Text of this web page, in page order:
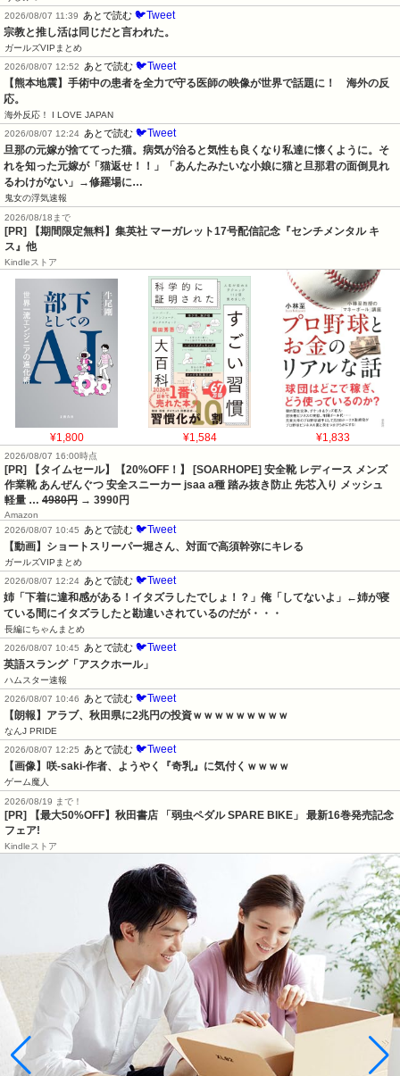
2026/08/07 11:39
あとで読む 🐦Tweet
宗教と推し活は同じだと言われた。
ガールズVIPまとめ
2026/08/07 12:52
あとで読む 🐦Tweet
【熊本地震】手術中の患者を全力で守る医師の映像が世界で話題に！　海外の反
応。
海外反応！ I LOVE JAPAN
2026/08/07 12:24 あとで読む 🐦Tweet
旦那の元嫁が捨ててった猫。病気が治ると気性も良くなり私達に懐くように。そ
れを知った元嫁が「猫返せ！！」「あんたみたいな小娘に猫と旦那君の面倒見れ
るわけがない」→修羅場に…
鬼女の浮気速報
2026/08/18まで
[PR] 【期間限定無料】集英社 マーガレット17号配信記念『センチメンタル キ
ス』他
Kindleストア
¥1,800 ¥1,584 ¥1,833
2026/08/07 16:00時点
[PR] 【タイムセール】【20%OFF！】 [SOARHOPE] 安全靴 レディース メンズ
作業靴 あんぜんぐつ 安全スニーカー jsaa a種 踏み抜き防止 先芯入り メッシュ
軽量 … 4980円 → 3990円
Amazon
2026/08/07 10:45
あとで読む 🐦Tweet
【動画】ショートスリーパー堀さん、対面で高須幹弥にキレる
ガールズVIPまとめ
2026/08/07 12:24 あとで読む 🐦Tweet
姉「下着に違和感がある！イタズラしたでしょ！？」俺「してないよ」←姉が寝
ている間にイタズラしたと勘違いされているのだが・・・
長編にちゃんまとめ
2026/08/07 10:45
あとで読む 🐦Tweet
英語スラング「アスクホール」
ハムスター速報
2026/08/07 10:46
あとで読む 🐦Tweet
【朗報】アラブ、秋田県に2兆円の投資ｗｗｗｗｗｗｗｗｗ
なんJ PRIDE
2026/08/07 12:25
あとで読む 🐦Tweet
【画像】咲-saki-作者、ようやく『奇乳』に気付くｗｗｗｗ
ゲーム魔人
2026/08/19 まで！
[PR] 【最大50%OFF】秋田書店 「弱虫ペダル SPARE BIKE」 最新16巻発売記念
フェア!
Kindleストア